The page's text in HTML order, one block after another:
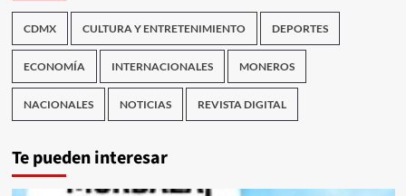
CDMX CULTURA Y ENTRETENIMIENTO DEPORTES
ECONOMÍA INTERNACIONALES MONEROS
NACIONALES NOTICIAS REVISTA DIGITAL
Te pueden interesar